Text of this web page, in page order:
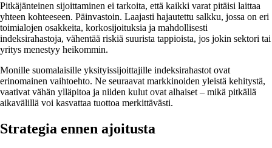
Pitkäjänteinen sijoittaminen ei tarkoita, että kaikki varat pitäisi laittaa
yhteen kohteeseen. Päinvastoin. Laajasti hajautettu salkku, jossa on eri
toimialojen osakkeita, korkosijoituksia ja mahdollisesti
indeksirahastoja, vähentää riskiä suurista tappioista, jos jokin sektori tai
yritys menestyy heikommin.
Monille suomalaisille yksityissijoittajille indeksirahastot ovat
erinomainen vaihtoehto. Ne seuraavat markkinoiden yleistä kehitystä,
vaativat vähän ylläpitoa ja niiden kulut ovat alhaiset – mikä pitkällä
aikavälillä voi kasvattaa tuottoa merkittävästi.
Strategia ennen ajoitusta